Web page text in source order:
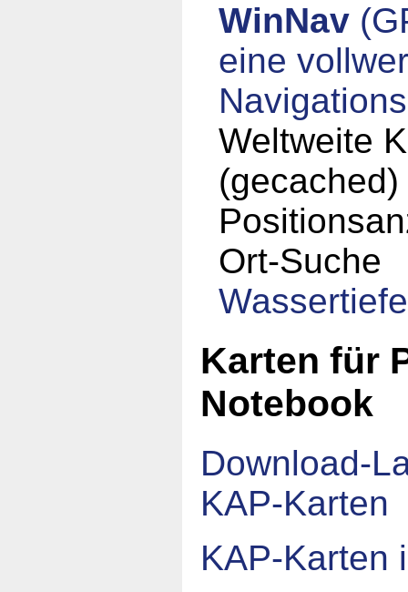
WinNav
eine
Weltweite
(gecached)
Ort-Suche
Karten für
Notebook
Download-
KAP-Karten
KAP-Karten